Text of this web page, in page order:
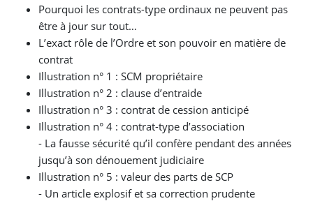
Pourquoi les contrats-type ordinaux ne peuvent pas
être à jour sur tout…
L’exact rôle de l’Ordre et son pouvoir en matière de
contrat
Illustration n° 1 : SCM propriétaire
Illustration n° 2 : clause d’entraide
Illustration n° 3 : contrat de cession anticipé
Illustration n° 4 : contrat-type d’association
- La fausse sécurité qu’il confère pendant des années
jusqu’à son dénouement judiciaire
Illustration n° 5 : valeur des parts de SCP
- Un article explosif et sa correction prudente